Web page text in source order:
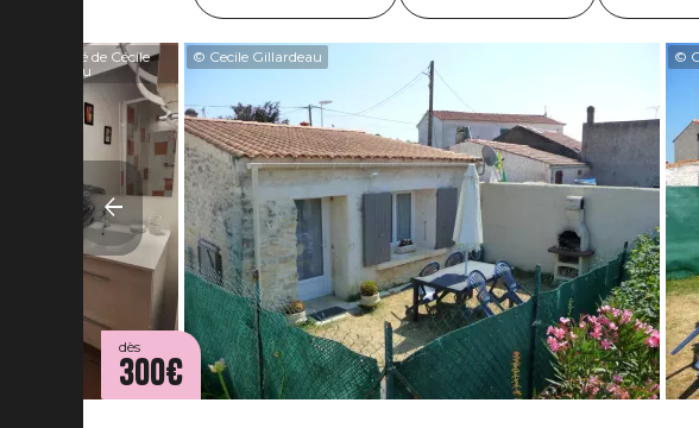
© Meublé de Cécile
Gillardeau
© Cecile Gillardeau ©
dès
300€